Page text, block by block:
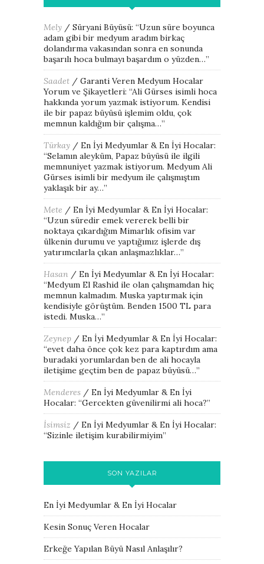
Mely / Süryani Büyüsü: “Uzun süre boyunca
adam gibi bir medyum aradım birkaç
dolandırma vakasından sonra en sonunda
başarılı hoca bulmayı başardım o yüzden…”
Saadet / Garanti Veren Medyum Hocalar
Yorum ve Şikayetleri: “Ali Gürses isimli hoca
hakkında yorum yazmak istiyorum. Kendisi
ile bir papaz büyüsü işlemim oldu, çok
memnun kaldığım bir çalışma…”
Türkay / En İyi Medyumlar & En İyi Hocalar:
“Selamın aleyküm, Papaz büyüsü ile ilgili
memnuniyet yazmak istiyorum. Medyum Ali
Gürses isimli bir medyum ile çalışmıştım
yaklaşık bir ay…”
Mete / En İyi Medyumlar & En İyi Hocalar:
“Uzun süredir emek vererek belli bir
noktaya çıkardığım Mimarlık ofisim var
ülkenin durumu ve yaptığımız işlerde dış
yatırımcılarla çıkan anlaşmazlıklar…”
Hasan / En İyi Medyumlar & En İyi Hocalar:
“Medyum El Rashid ile olan çalışmamdan hiç
memnun kalmadım. Muska yaptırmak için
kendisiyle görüştüm. Benden 1500 TL para
istedi. Muska…”
Zeynep / En İyi Medyumlar & En İyi Hocalar:
“evet daha önce çok kez para kaptırdım ama
buradaki yorumlardan ben de ali hocayla
iletişime geçtim ben de papaz büyüsü…”
Menderes / En İyi Medyumlar & En İyi
Hocalar: “Gercekten güvenilirmi ali hoca?”
İsimsiz / En İyi Medyumlar & En İyi Hocalar:
“Sizinle iletişim kurabilirmiyim”
SON YAZILAR
En İyi Medyumlar & En İyi Hocalar
Kesin Sonuç Veren Hocalar
Erkeğe Yapılan Büyü Nasıl Anlaşılır?